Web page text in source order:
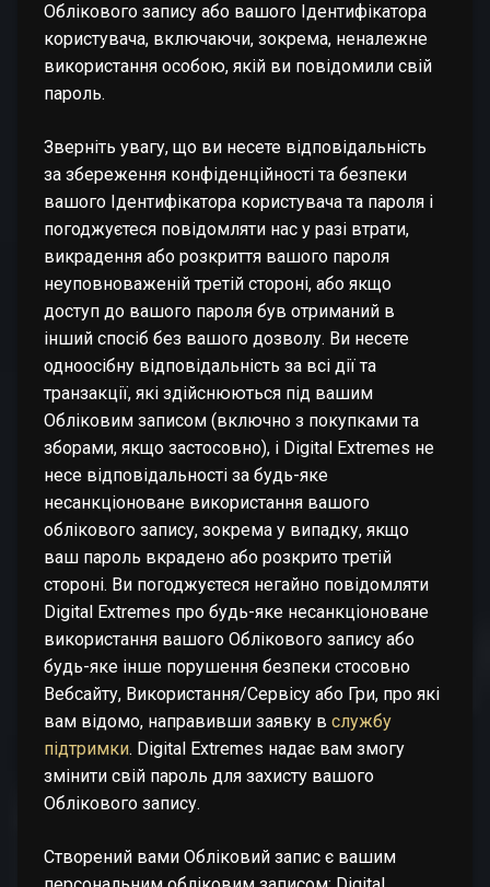
Облікового запису або вашого Ідентифікатора
користувача, включаючи, зокрема, неналежне
використання особою, якій ви повідомили свій
пароль.
Зверніть увагу, що ви несете відповідальність
за збереження конфіденційності та безпеки
вашого Ідентифікатора користувача та пароля і
погоджуєтеся повідомляти нас у разі втрати,
викрадення або розкриття вашого пароля
неуповноваженій третій стороні, або якщо
доступ до вашого пароля був отриманий в
інший спосіб без вашого дозволу. Ви несете
одноосібну відповідальність за всі дії та
транзакції, які здійснюються під вашим
Обліковим записом (включно з покупками та
зборами, якщо застосовно), і Digital Extremes не
несе відповідальності за будь-яке
несанкціоноване використання вашого
облікового запису, зокрема у випадку, якщо
ваш пароль вкрадено або розкрито третій
стороні. Ви погоджуєтеся негайно повідомляти
Digital Extremes про будь-яке несанкціоноване
використання вашого Облікового запису або
будь-яке інше порушення безпеки стосовно
Вебсайту, Використання/Сервісу або Гри, про які
вам відомо, направивши заявку в службу
підтримки. Digital Extremes надає вам змогу
змінити свій пароль для захисту вашого
Облікового запису.
Створений вами Обліковий запис є вашим